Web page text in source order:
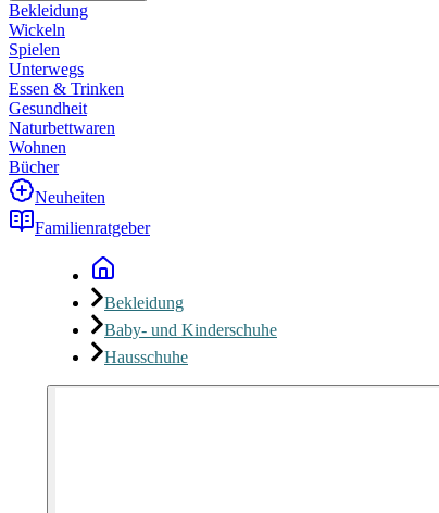
Bekleidung
Wickeln
Spielen
Unterwegs
Essen & Trinken
Gesundheit
Naturbettwaren
Wohnen
Bücher
Neuheiten
Familienratgeber
Bekleidung
Baby- und Kinderschuhe
Hausschuhe